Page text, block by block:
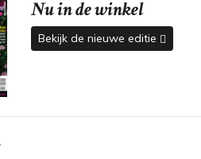
Nu in de winkel
Bekijk de nieuwe editie